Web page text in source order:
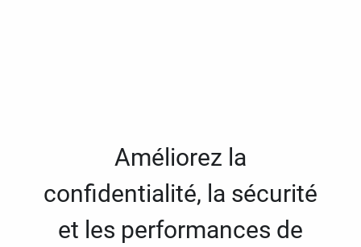
Améliorez la
confidentialité, la sécurité
et les performances de